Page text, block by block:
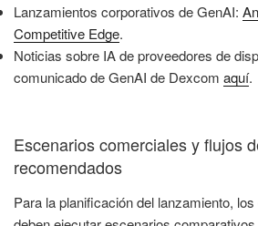
Lanzamientos corporativos de GenAI:
Competitive Edge.
Noticias sobre IA de proveedores de
comunicado de GenAI de Dexcom aquí.
Escenarios comerciales y flujos
recomendados
Para la planificación del lanzamiento,